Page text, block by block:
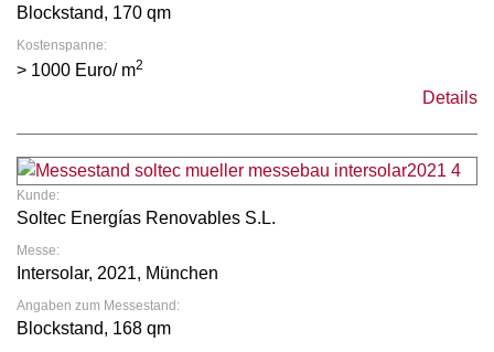
Blockstand, 170 qm
Kostenspanne:
> 1000 Euro/ m2
Details
Kunde:
Soltec Energías Renovables S.L.
Messe:
Intersolar, 2021, München
Angaben zum Messestand:
Blockstand, 168 qm